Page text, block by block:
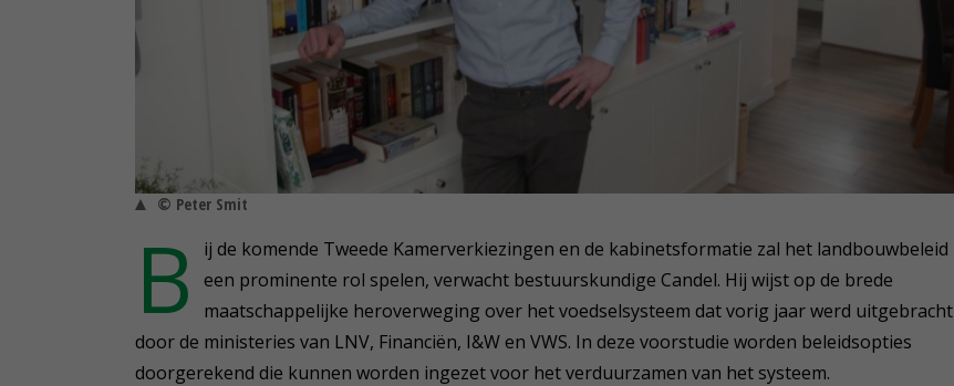
© Peter Smit
B
ij de komende Tweede Kamerverkiezingen en de kabinetsformatie zal het landbouwbeleid
een prominente rol spelen, verwacht bestuurskundige Candel. Hij wijst op de brede
maatschappelijke heroverweging over het voedselsysteem dat vorig jaar werd uitgebracht
door de ministeries van LNV, Financiën, I&W en VWS. In deze voorstudie worden beleidsopties
doorgerekend die kunnen worden ingezet voor het verduurzamen van het systeem.